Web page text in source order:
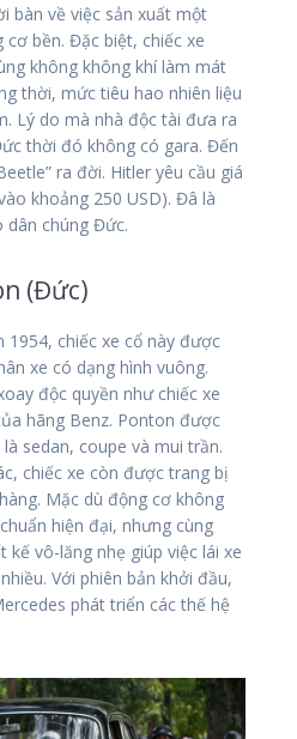
bàn về việc sản xuất một
bền. Đặc biệt, chiếc xe
không không khí làm mát
thời, mức tiêu hao nhiên liệu
Lý do mà nhà độc tài đưa ra
thời đó không có gara. Đến
ra đời. Hitler yêu cầu giá
khoảng 250 USD). Đâ là
dân chúng Đức.
(Đức)
1954, chiếc xe cổ này được
xe có dạng hình vuông.
độc quyền như chiếc xe
hãng Benz. Ponton được
sedan, coupe và mui trần.
chiếc xe còn được trang bị
Mặc dù động cơ không
hiện đại, nhưng cùng
kế vô-lăng nhẹ giúp việc lái xe
Với phiên bản khởi đầu,
phát triển các thế hệ